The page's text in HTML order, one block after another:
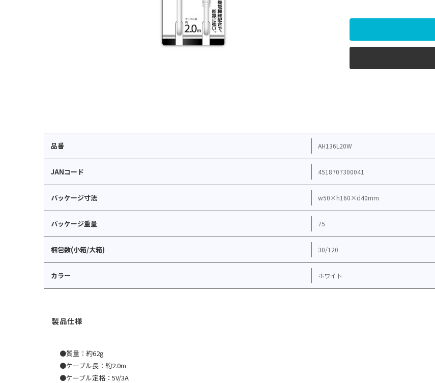
品番 AH136L20W
JANコード 4518707300041
パッケージ寸法 w50×h160×d40mm
パッケージ重量 75
梱包数(小箱/大箱) 30/120
カラー ホワイト
●質量：約62g
●ケーブル長：約2.0m
●ケーブル定格：5V/3A